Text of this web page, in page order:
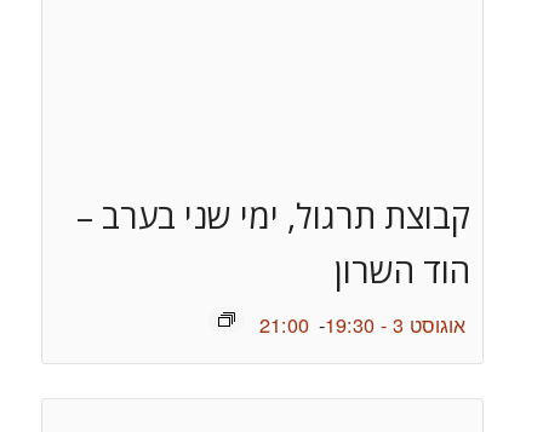
קבוצת תרגול, ימי שני בערב –
הוד השרון
אוגוסט 3 - 19:30 -
21:00